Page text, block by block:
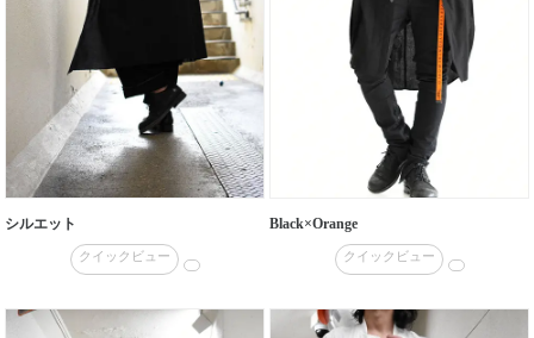
シルエット
クイックビュー
Black×Orange
クイックビュー